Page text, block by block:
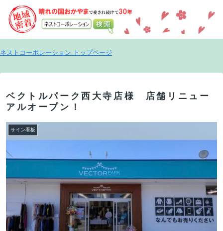
ネストコーポレーション トップページ
ベクトルパーク西大寺店様 店舗リニュー
アルオープン！
サイン看板